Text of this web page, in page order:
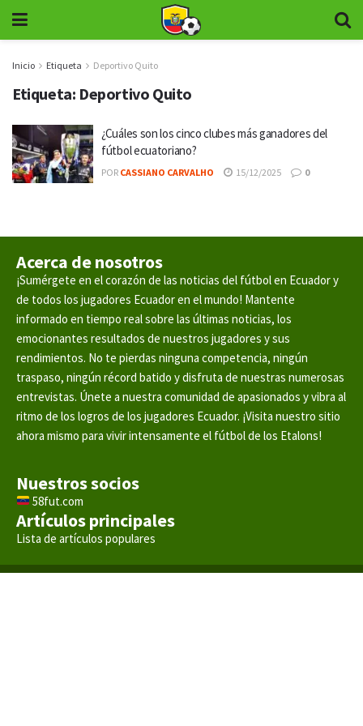
Inicio Etiqueta Deportivo Quito
Etiqueta: Deportivo Quito
¿Cuáles son los cinco clubes más ganadores del
fútbol ecuatoriano?
POR CASSIANO CARVALHO 15/12/2025 0
Acerca de nosotros
¡Sumérgete en el corazón de las noticias del fútbol en Ecuador y
de todos los jugadores Ecuador en el mundo! Mantente
informado en tiempo real sobre las últimas noticias, los
emocionantes resultados de nuestros jugadores y sus
rendimientos. No te pierdas ninguna competencia, ningún
traspaso, ningún récord batido y disfruta de nuestras numerosas
entrevistas. Únete a nuestra comunidad de apasionados y vibra al
ritmo de los logros de los jugadores Ecuador. ¡Visita nuestro sitio
ahora mismo para vivir intensamente el fútbol de los Etalons!
Nuestros socios
58fut.com
Artículos principales
Lista de artículos populares